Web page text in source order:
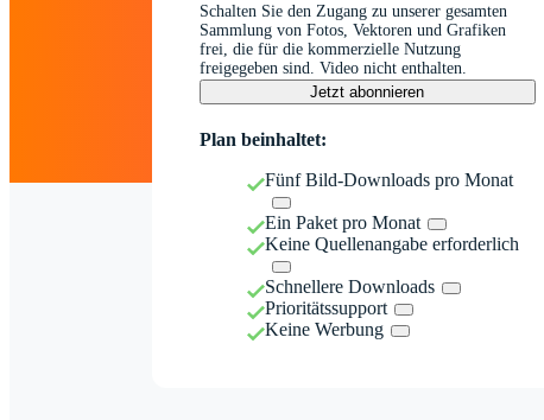
Schalten Sie den Zugang zu unserer gesamten
Sammlung von Fotos, Vektoren und Grafiken
frei, die für die kommerzielle Nutzung
freigegeben sind. Video nicht enthalten.
Jetzt abonnieren
Plan beinhaltet:
Fünf Bild-Downloads pro Monat
Ein Paket pro Monat
Keine Quellenangabe erforderlich
Schnellere Downloads
Prioritätssupport
Keine Werbung